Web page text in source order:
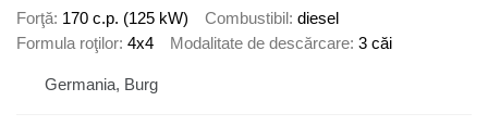
Forţă 170 c.p. (125 kW) Combustibil diesel
Formula roţilor 4x4 Modalitate de descărcare 3 căi
Germania, Burg